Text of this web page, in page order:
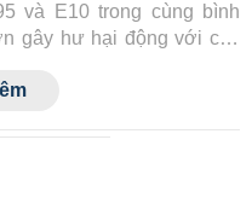
và E10 trong cùng bình
gây hư hại động với các